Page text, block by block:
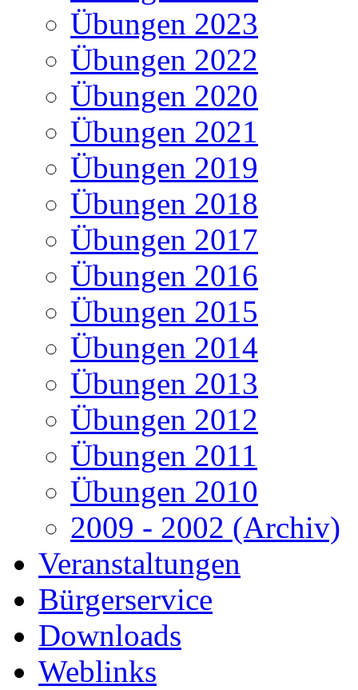
Übungen 2023
Übungen 2022
Übungen 2020
Übungen 2021
Übungen 2019
Übungen 2018
Übungen 2017
Übungen 2016
Übungen 2015
Übungen 2014
Übungen 2013
Übungen 2012
Übungen 2011
Übungen 2010
2009 - 2002 (Archiv)
Veranstaltungen
Bürgerservice
Downloads
Weblinks